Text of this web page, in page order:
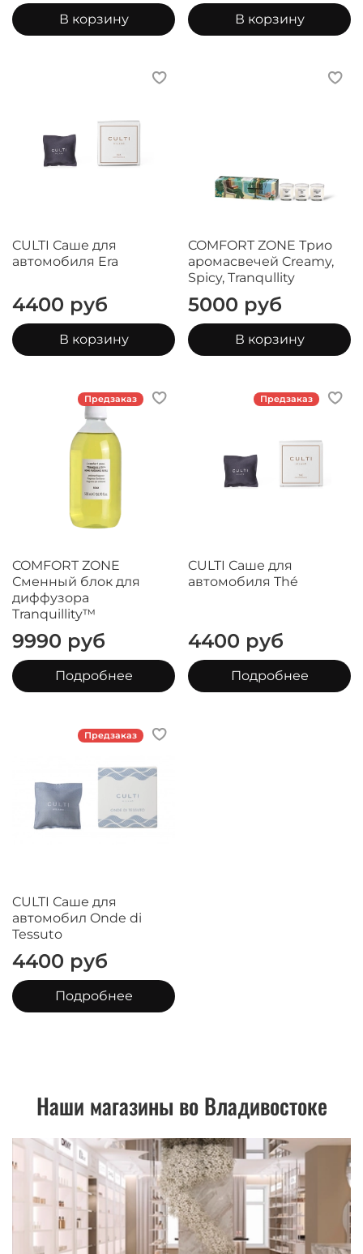
В корзину В корзину
CULTI Саше для
автомобиля Era
4400 руб
В корзину
COMFORT ZONE Трио
аромасвечей Creamy,
Spicy, Tranqullity
5000 руб
В корзину
Предзаказ
COMFORT ZONE
Сменный блок для
диффузора
Tranquillity™
9990 руб
Подробнее
Предзаказ
CULTI Саше для
автомобиля Thé
4400 руб
Подробнее
Предзаказ
CULTI Саше для
автомобил Onde di
Tessuto
4400 руб
Подробнее
Наши магазины во Владивостоке